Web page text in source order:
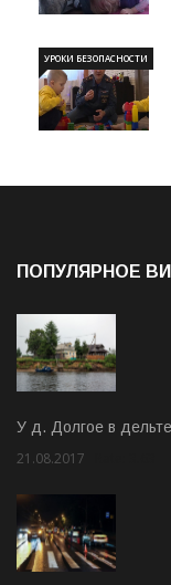
УРОКИ БЕЗОПАСНОСТИ
ПОПУЛЯРНОЕ
У д. Долгое в
21.08.2017